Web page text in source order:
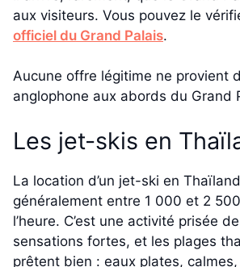
aux visiteurs. Vous pouvez le
officiel du Grand Palais.
Aucune offre légitime ne provient
anglophone aux abords du Grand
Les jet-skis en
La location d’un jet-ski en
généralement entre 1 000 et 2
l’heure. C’est une activité prisée
sensations fortes, et les plages
prêtent bien : eaux plates, calmes,